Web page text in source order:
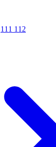
111 112